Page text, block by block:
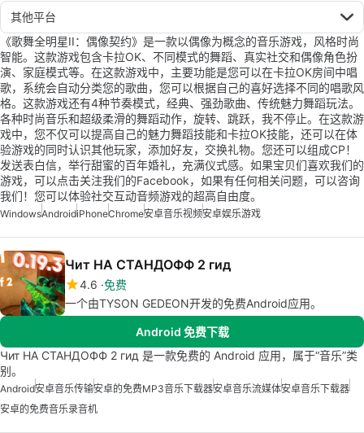
其他平台
《歌舞全明星II：偶像契约》是一款以偶像为概念的音乐游戏，风格时尚
智能。这款游戏包含卡拉OK、不同模式的舞蹈、真实社交和偶像角色扮
演、家庭模式等。在这款游戏中，主要功能是您可以在卡拉OK房间中唱
歌，系统会自动分类您的歌曲，您可以根据自己的喜好选择不同的唱歌风
格。这款游戏还有4种节奏模式，经典、强劲歌曲、传统魅力舞蹈玩法。
各种时尚音乐和超级柔滑的舞蹈动作，旋转、跳跃，我不停止。在这款游
戏中，您不仅可以提高自己的魅力舞蹈技能和卡拉OK技能，还可以在体
验游戏的同时认识其他玩家，添加好友，交换礼物。您还可以组成CP！
发送表白信，举行甜蜜的百年婚礼，充满仪式感。如果宝贝们喜欢我们的
游戏，可以点击关注我们的Facebook，如果有任何相关问题，可以咨询
我们！您可以体验社交互动音频游戏的超高自由度。
WindowsAndroidiPhoneChrome安卓音乐视频安卓娱乐游戏
Чит НА СТАНДОФФ 2 гид
4.6 免费
一个由TYSON GEDEON开发的免费Android应用。
Android 免费下载
Чит НА СТАНДОФФ 2 гид 是一款免费的 Android 应用，属于“音乐”类
别。
Android安卓音乐传输安卓的免费MP3音乐下载器安卓音乐流媒体安卓音乐下载器
安卓的免费音乐录音机